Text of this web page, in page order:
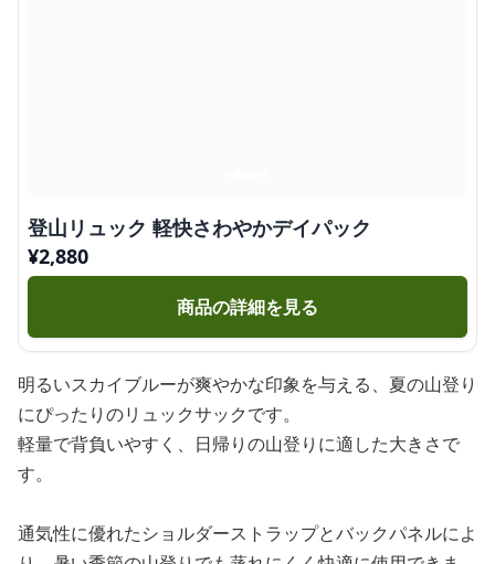
登山リュック 軽快さわやかデイパック
¥2,880
商品の詳細を見る
明るいスカイブルーが爽やかな印象を与える、夏の山登り
にぴったりのリュックサックです。
軽量で背負いやすく、日帰りの山登りに適した大きさで
す。
通気性に優れたショルダーストラップとバックパネルによ